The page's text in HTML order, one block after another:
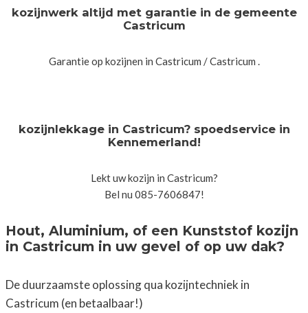
kozijnwerk altijd met garantie in de gemeente
Castricum
Garantie op kozijnen in Castricum / Castricum .
kozijnlekkage in Castricum? spoedservice in
Kennemerland!
Lekt uw kozijn in Castricum?
Bel nu 085-7606847!
Hout, Aluminium, of een Kunststof kozijn
in Castricum in uw gevel of op uw dak?
De duurzaamste oplossing qua kozijntechniek in
Castricum (en betaalbaar!)